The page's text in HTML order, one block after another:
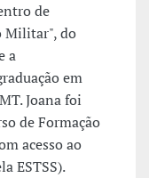
de
Militar", do
a
em
Joana foi
de Formação
acesso ao
ESTSS).